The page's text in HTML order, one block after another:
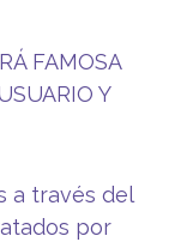
FAMOSA
Y
a través del
por